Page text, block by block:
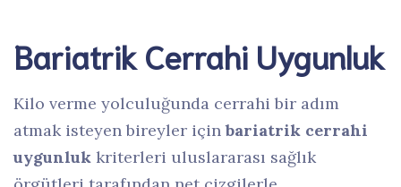
Bariatrik Cerrahi Uygunluk
Kilo verme yolculuğunda cerrahi bir adım
atmak isteyen bireyler içinbariatrik cerrahi
uygunluk kriterleri uluslararası sağlık